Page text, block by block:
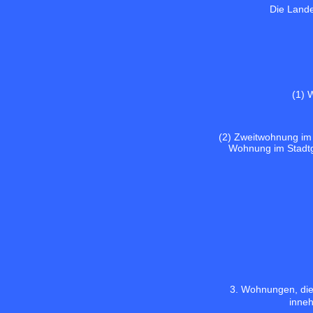
Die
(1)
(2) Zweitwohnung
Wohnung im
3. Wohnungen,